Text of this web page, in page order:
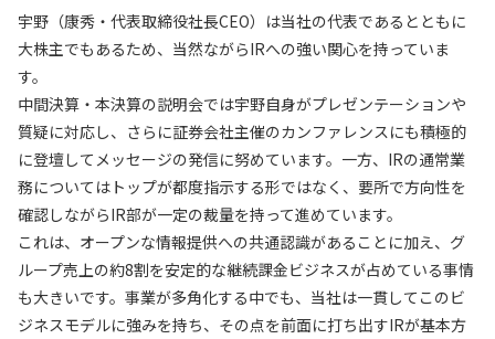
宇野（康秀・代表取締役社長CEO）は当社の代表であるとともに
大株主でもあるため、当然ながらIRへの強い関心を持っていま
す。
中間決算・本決算の説明会では宇野自身がプレゼンテーションや
質疑に対応し、さらに証券会社主催のカンファレンスにも積極的
に登壇してメッセージの発信に努めています。一方、IRの通常業
務についてはトップが都度指示する形ではなく、要所で方向性を
確認しながらIR部が一定の裁量を持って進めています。
これは、オープンな情報提供への共通認識があることに加え、グ
ループ売上の約8割を安定的な継続課金ビジネスが占めている事情
も大きいです。事業が多角化する中でも、当社は一貫してこのビ
ジネスモデルに強みを持ち、その点を前面に打ち出すIRが基本方